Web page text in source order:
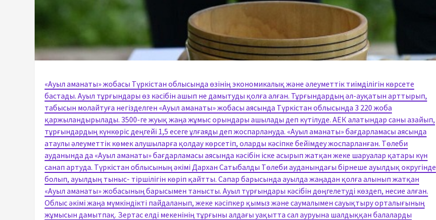
«Ауыл аманаты» жобасы Түркістан облысында өзінің экономикалық және әлеуметтік тиімділігін көрсете
бастады. Ауыл тұрғындары өз кәсібін ашып не дамытуды қолға алған. Тұрғындардың әл-ауқатын арттырып,
табысын молайтуға негізделген «Ауыл аманаты» жобасы аясында Түркістан облысында 3 220 жоба
қаржыландырылады. 3500-ге жуық жаңа жұмыс орындары ашылады деп күтілуде. АЕК алатындар саны азайып,
тұрғындардың күнкөріс деңгейі 1,5 есеге ұлғаяды деп жоспарлануда. «Ауыл аманаты» бағдарламасы аясында
атаулы әлеуметтік көмек алушыларға қолдау көрсетіп, оларды кәсіпке бейімдеу жоспарланған. Төлеби
ауданында да «Ауыл аманаты» бағдарламасы аясында кәсібін іске асырып жатқан жеке шаруалар қатары күн
санап артуда. Түркістан облысының әкімі Дархан Сатыбалды Төлеби ауданындағы бірнеше ауылдық округінде
болып, ауылдың тыныс- тіршілігін көріп қайтты. Сапар барысында ауылда жаңадан қолға алынып жатқан
«Ауыл аманаты» жобасының барысымен танысты. Ауыл түрғындары кәсібін дөңгелетуді көздеп, несие алған.
Облыс әкімі жаңа мүмкіндікті пайдаланып, жеке кәсіпкер қымыз және саумалымен сауықтыру орталығының
жұмысын дамытпақ. Зертас елді мекенінің тұрғыны алдағы уақытта сал ауруына шалдыққан балаларды